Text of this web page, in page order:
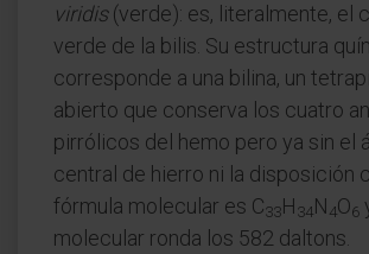
viridis(verde): es, literalmente, el
verde de la bilis. Su estructura
corresponde a una bilina, un
abierto que conserva los cuatro
pirrólicos del hemo pero ya sin el
central de hierro ni la disposición
fórmula molecular es C33H34N4O6
molecular ronda los 582 daltons.